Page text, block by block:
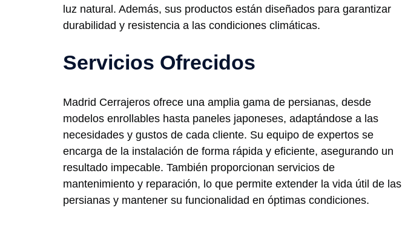
luz natural. Además, sus productos están diseñados para garantizar
durabilidad y resistencia a las condiciones climáticas.
Servicios Ofrecidos
Madrid Cerrajeros ofrece una amplia gama de persianas, desde
modelos enrollables hasta paneles japoneses, adaptándose a las
necesidades y gustos de cada cliente. Su equipo de expertos se
encarga de la instalación de forma rápida y eficiente, asegurando un
resultado impecable. También proporcionan servicios de
mantenimiento y reparación, lo que permite extender la vida útil de las
persianas y mantener su funcionalidad en óptimas condiciones.